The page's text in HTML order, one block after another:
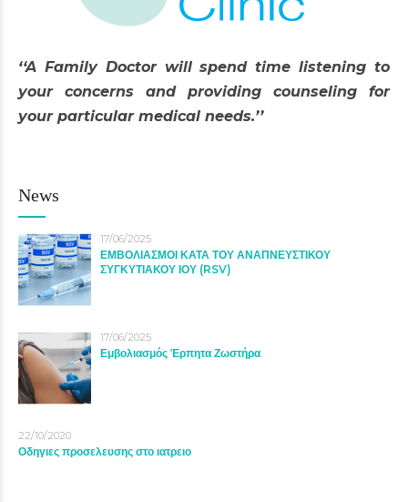
‘‘A Family Doctor will spend time listening to
your concerns and providing counseling for
your particular medical needs.’’
News
17/06/2025
ΕΜΒΟΛΙΑΣΜΟΙ ΚΑΤΑ ΤΟΥ ΑΝΑΠΝΕΥΣΤΙΚΟΥ
ΣΥΓΚΥΤΙΑΚΟΥ ΙΟΥ (RSV)
17/06/2025
Εμβολιασμός Έρπητα Ζωστήρα
22/10/2020
Οδηγιες προσελευσης στο ιατρειο